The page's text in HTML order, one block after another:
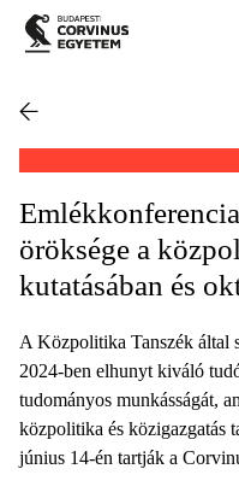
öröksége a
kutatásában és
A Közpolitika Tanszék által
2024-ben elhunyt kiváló
tudományos munkásságát,
közpolitika és közigazgatás
június 14-én tartják a